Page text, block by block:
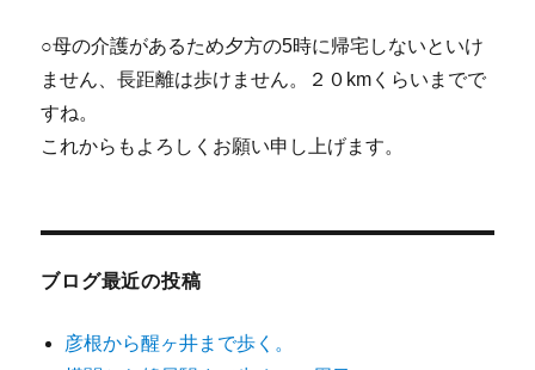
○母の介護があるため夕方の5時に帰宅しないといけ
ません、長距離は歩けません。２０kmくらいまでで
すね。
これからもよろしくお願い申し上げます。
ブログ最近の投稿
彦根から醒ヶ井まで歩く。